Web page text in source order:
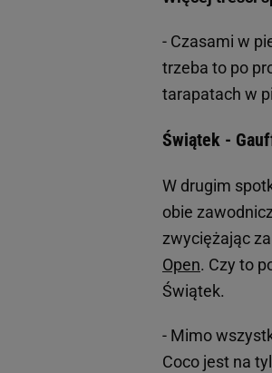
- Czasami w
trzeba to po
tarapatach w
Świątek -
W drugim
obie
zwyciężając
Open. Czy to
Świątek.
- Mimo
Coco jest na